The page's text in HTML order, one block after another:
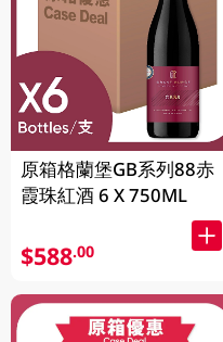
原箱格蘭堡GB系列88赤
霞珠紅酒 6 X 750ML
$588.00